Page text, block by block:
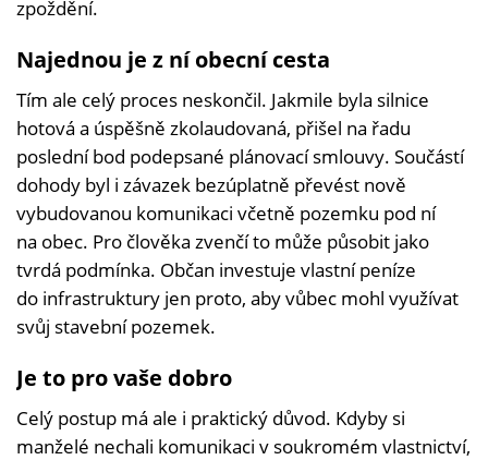
zpoždění.
Najednou je z ní obecní cesta
Tím ale celý proces neskončil. Jakmile byla silnice
hotová a úspěšně zkolaudovaná, přišel na řadu
poslední bod podepsané plánovací smlouvy. Součástí
dohody byl i závazek bezúplatně převést nově
vybudovanou komunikaci včetně pozemku pod ní
na obec. Pro člověka zvenčí to může působit jako
tvrdá podmínka. Občan investuje vlastní peníze
do infrastruktury jen proto, aby vůbec mohl využívat
svůj stavební pozemek.
Je to pro vaše dobro
Celý postup má ale i praktický důvod. Kdyby si
manželé nechali komunikaci v soukromém vlastnictví,